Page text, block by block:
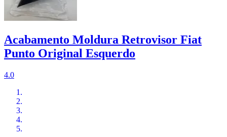
Acabamento Moldura Retrovisor Fiat
Punto Original Esquerdo
4.0